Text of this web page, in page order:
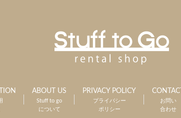
ABOUT US
Stuff to go
について
PRIVACY POLICY
プライバシー
ポリシー
CONTACT
お問い
合わせ